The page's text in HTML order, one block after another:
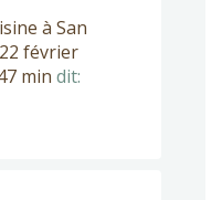
à San
22 février
min dit: